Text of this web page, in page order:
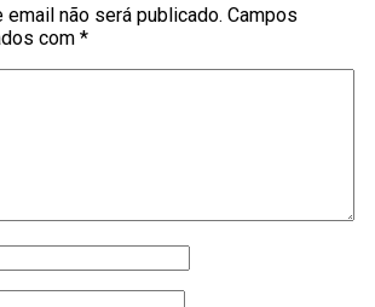
email não será publicado. Campos
com *